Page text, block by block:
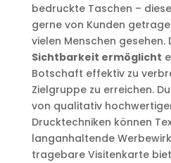
bedruckte Taschen –
gerne von Kunden
vielen Menschen gesehen.
Sichtbarkeit ermöglicht
Botschaft effektiv zu
Zielgruppe zu erreichen.
von qualitativ
Drucktechniken können
langanhaltende
tragebare Visitenkarte